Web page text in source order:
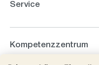
Service
Kompetenzzentrum